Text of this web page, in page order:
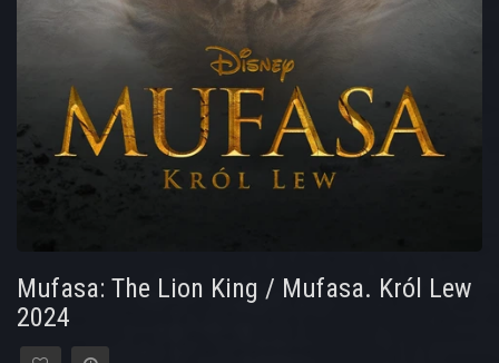
Mufasa: The Lion King / Mufasa. Król Lew
2024